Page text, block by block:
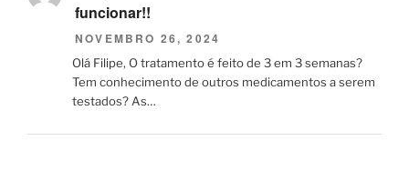
funcionar!!
NOVEMBRO 26, 2024
Olá Filipe, O tratamento é feito de 3 em 3 semanas?
Tem conhecimento de outros medicamentos a serem
testados? As…